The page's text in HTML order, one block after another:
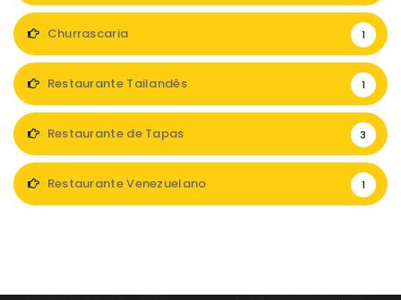
Churrascaria 1
Restaurante Tailandês 1
Restaurante de Tapas 3
Restaurante Venezuelano 1